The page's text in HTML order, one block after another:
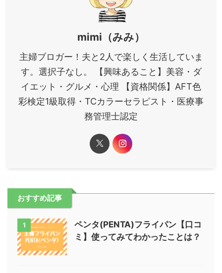
mimi（みみ）
主婦ブロガー！夫と2人で楽しく生活していま
す。選択子なし。 【興味あること】美容・ダ
イエット・グルメ・心理 【資格関係】AFT色
彩検定1級取得・TCカラーセラピスト・医療事
務管理士認定
おすすめ記事
1
ペンタ(PENTA)フライパン【口コ
ミ】使ってみてわかったことは？